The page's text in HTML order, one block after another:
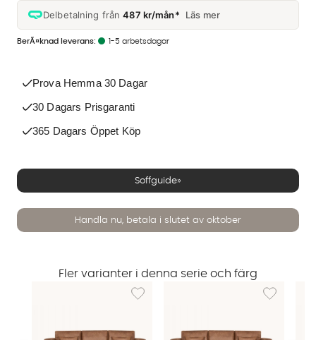
Delbetalning från487 kr/mån* Läs mer
1-5 arbetsdagar
Prova Hemma 30 Dagar
30 Dagars Prisgaranti
365 Dagars Öppet Köp
Soffguide»
Handla nu, betala i slutet av oktober
Fler varianter i denna serie och färg
Lägg till i önskelista: STOCKHOLM Leather
Lägg till i
Vi använder AI för att svara på dina frågor. Konversationen
sparas i upp till 24 timmar för att kunna hjälpa dig. Vi delar
Jag godkänner att konversationen sparas